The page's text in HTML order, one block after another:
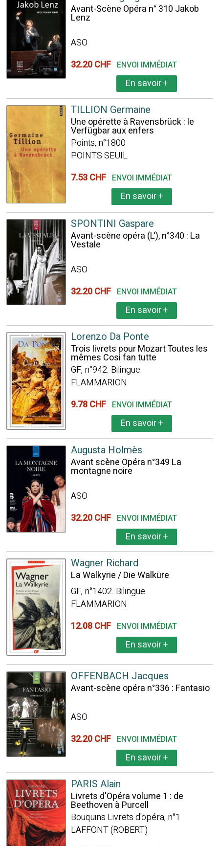
Avant-Scène Opéra n° 310 Jakob
Lenz
ASO
32.20 CHF ENVOI IMMÉDIAT
En savoir+
TILLION Germaine
Une opérette à Ravensbrück : le
Verfügbar aux enfers
Points, n°1800
POINTS SEUIL
7.53 CHF ENVOI IMMÉDIAT
En savoir+
SPONTINI Gaspare
Avant-scène opéra (L'), n°340 : La
Vestale
ASO
32.20 CHF ENVOI IMMÉDIAT
En savoir+
Lorenzo Da Ponte
Trois livrets pour Mozart Toutes les
mêmes Cosi fan tutte
GF, n°942. Bilingue
FLAMMARION
9.78 CHF ENVOI IMMÉDIAT
En savoir+
Augusta Holmès
Avant scène Opéra n°349 La
montagne noire
ASO
32.20 CHF ENVOI IMMÉDIAT
En savoir+
Wagner Richard
La Walkyrie / Die Walküre
GF, n°1402. Bilingue
FLAMMARION
12.08 CHF ENVOI IMMÉDIAT
En savoir+
OFFENBACH Jacques
Avant-scène opéra n°336 : Fantasio
ASO
32.20 CHF ENVOI IMMÉDIAT
En savoir+
PARIS Alain
Livrets d'Opéra volume 1 : de
Beethoven à Purcell
Bouquins Livrets d'opéra, n°1
LAFFONT (ROBERT)